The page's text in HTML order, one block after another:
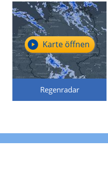
Regenradar
Karte öffnen